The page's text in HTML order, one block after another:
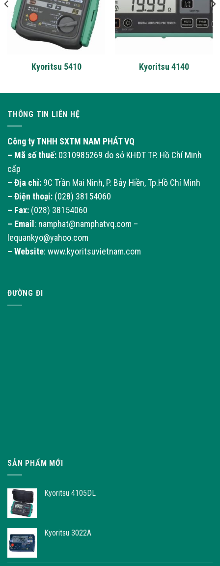
Kyoritsu 5410 Kyoritsu 4140
THÔNG TIN LIÊN HỆ
Công ty TNHH SXTM NAM PHÁT VQ
– Mã số thuế: 0310985269 do sở KHĐT TP. Hồ Chí Minh
cấp
– Địa chỉ: 9C Trần Mai Ninh, P. Bảy Hiền, Tp.Hồ Chí Minh
– Điện thoại: (028) 38154060
– Fax: (028) 38154060
– Email : namphat@namphatvq.com –
lequankyo@yahoo.com
– Website: www.kyoritsuvietnam.com
ĐƯỜNG ĐI
SẢN PHẨM MỚI
Kyoritsu 4105DL
Kyoritsu 3022A